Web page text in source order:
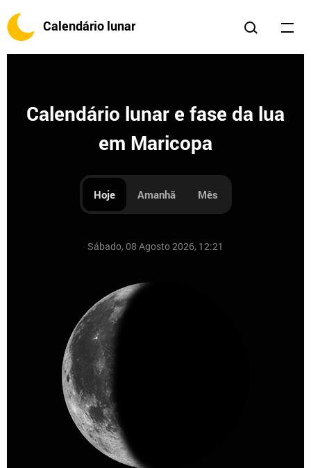
Calendário lunar
Calendário lunar e fase da lua
em Maricopa
Hoje Amanhã Mês
Sábado, 08 Agosto 2026, 12:21